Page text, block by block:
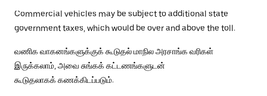
Commercial vehicles may be subject to additional state
government taxes, which would be over and above the toll.
வணிக வாகனங்களுக்குக் கூடுதல் மாநில அரசாங்க வரிகள்
இருக்கலாம், அவை சுங்கக் கட்டணங்களுடன்
கூடுதலாகக் கணக்கிடப்படும்.